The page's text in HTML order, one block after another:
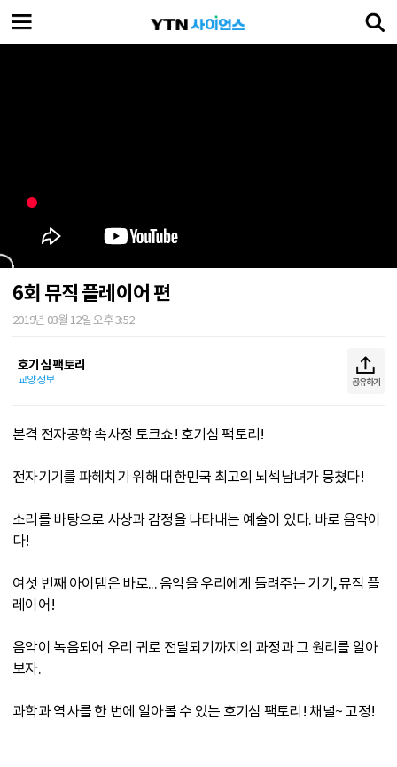
6회 뮤직 플레이어 편
2019년 03월 12일 오후 3:52
호기심 팩토리
교양정보 공유하기
본격 전자공학 속사정 토크쇼! 호기심 팩토리!
전자기기를 파헤치기 위해 대한민국 최고의 뇌섹남녀가 뭉쳤다!
소리를 바탕으로 사상과 감정을 나타내는 예술이 있다. 바로 음악이
다!
여섯 번째 아이템은 바로... 음악을 우리에게 들려주는 기기, 뮤직 플
레이어!
음악이 녹음되어 우리 귀로 전달되기까지의 과정과 그 원리를 알아
보자.
과학과 역사를 한 번에 알아볼 수 있는 호기심 팩토리! 채널~ 고정!